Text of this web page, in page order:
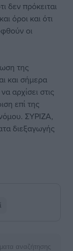
δεν πρόκειται
όροι και ότι
οι
της
και σήμερα
αρχίσει στις
επί της
ΣΥΡΙΖΑ,
διεξαγωγής
αναζήτησης